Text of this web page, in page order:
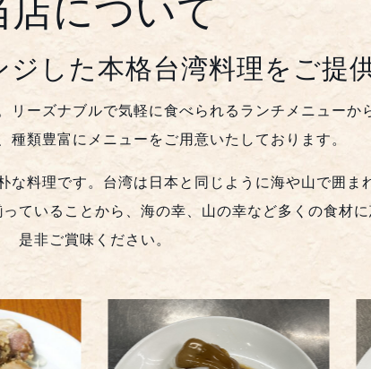
店について
ジした本格台湾料理をご提
ーズナブルで気軽に食べられるランチメニューか
種類豊富にメニューをご用意いたしております。
な料理です。 台湾は日本と同じように海や山で囲ま
ていることから、海の幸、山の幸など多くの食材に
是非ご賞味ください。